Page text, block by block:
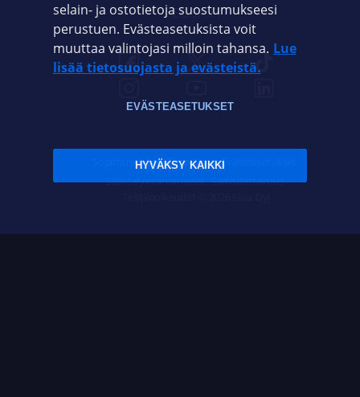
ELISA.FI
Sopimusehdot Tietosuoja Evästeasetukset
Sääntelyviranomaiset Saavutettavuus
selain- ja ostotietoja suostumukseesi
perustuen. Evästeasetuksista voit
muuttaa valintojasi milloin tahansa. Lue
lisää tietosuojasta ja evästeistä.
EVÄSTEASETUKSET
HYVÄKSY KAIKKI